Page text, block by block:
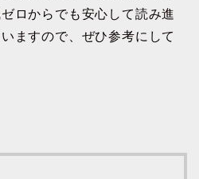
ロからでも安心して読み進
ますので、ぜひ参考にして